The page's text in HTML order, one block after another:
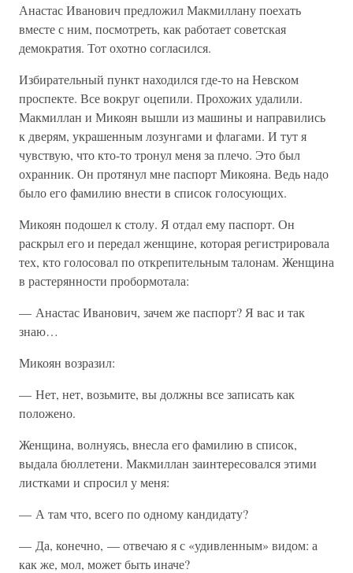
Анастас Иванович предложил Макмиллану поехать
вместе с ним, посмотреть, как работает советская
демократия. Тот охотно согласился.
Избирательный пункт находился где-то на Невском
проспекте. Все вокруг оцепили. Прохожих удалили.
Макмиллан и Микоян вышли из машины и направились
к дверям, украшенным лозунгами и флагами. И тут я
чувствую, что кто-то тронул меня за плечо. Это был
охранник. Он протянул мне паспорт Микояна. Ведь надо
было его фамилию внести в список голосующих.
Микоян подошел к столу. Я отдал ему паспорт. Он
раскрыл его и передал женщине, которая регистрировала
тех, кто голосовал по открепительным талонам. Женщина
в растерянности пробормотала:
— Анастас Иванович, зачем же паспорт? Я вас и так
знаю…
Микоян возразил:
— Нет, нет, возьмите, вы должны все записать как
положено.
Женщина, волнуясь, внесла его фамилию в список,
выдала бюллетени. Макмиллан заинтересовался этими
листками и спросил у меня:
— А там что, всего по одному кандидату?
— Да, конечно, — отвечаю я с «удивленным» видом: а
как же, мол, может быть иначе?